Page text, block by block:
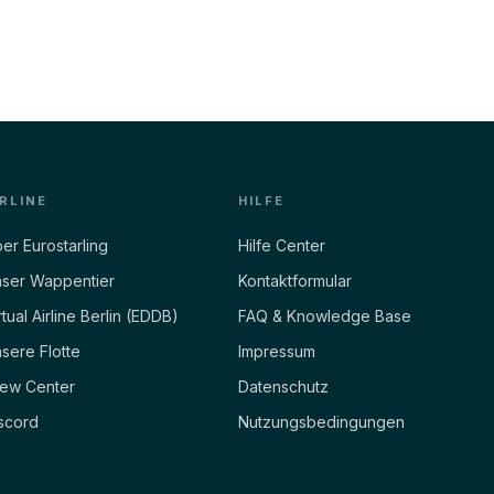
Eurostarling
Wappentier
Airline Berlin (EDDB)
Flotte
Center
HILFE
Hilfe Center
Kontaktformular
FAQ & Knowledge Base
Impressum
Datenschutz
Nutzungsbedingungen